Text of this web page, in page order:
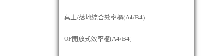
桌上/落地綜合效率櫃(A4/B4)
OP開放式效率櫃(A4/B4)